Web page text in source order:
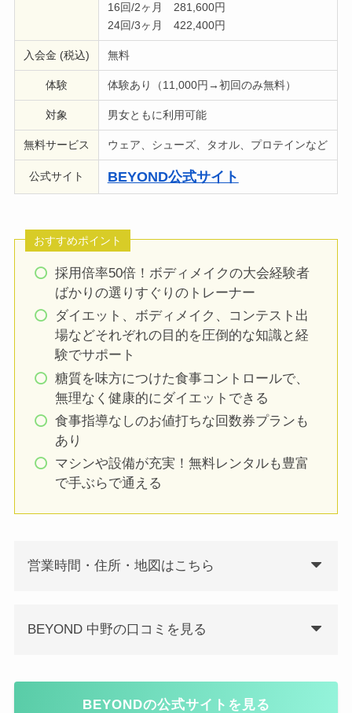
16回/2ヶ月 281,600円
24回/3ヶ月 422,400円
入会金 (税込) 無料
体験 体験あり（11,000円→初回のみ無料）
対象 男女ともに利用可能
無料サービス ウェア、シューズ、タオル、プロテインなど
公式サイト BEYOND公式サイト
おすすめポイント
採用倍率50倍！ボディメイクの大会経験者
ばかりの選りすぐりのトレーナー
ダイエット、ボディメイク、コンテスト出
場などそれぞれの目的を圧倒的な知識と経
験でサポート
糖質を味方につけた食事コントロールで、
無理なく健康的にダイエットできる
食事指導なしのお値打ちな回数券プランも
あり
マシンや設備が充実！無料レンタルも豊富
で手ぶらで通える
営業時間・住所・地図はこちら
BEYOND 中野の口コミを見る
BEYONDの公式サイトを見る